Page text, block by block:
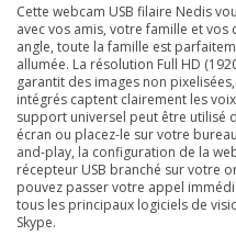
Cette webcam USB filaire Nedis
avec vos amis, votre famille et
angle, toute la famille est
allumée. La résolution Full HD
garantit des images non
intégrés captent clairement les
support universel peut être utilisé
écran ou placez-le sur votre
and-play, la configuration de la
récepteur USB branché sur votre
pouvez passer votre appel
tous les principaux logiciels de
Skype.